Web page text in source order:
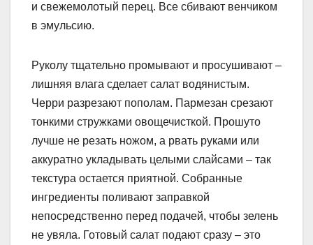
и свежемолотый перец. Все сбивают венчиком
в эмульсию.
Руколу тщательно промывают и просушивают –
лишняя влага сделает салат водянистым.
Черри разрезают пополам. Пармезан срезают
тонкими стружками овощечисткой. Прошуто
лучше не резать ножом, а рвать руками или
аккуратно укладывать целыми слайсами – так
текстура остается приятной. Собранные
ингредиенты поливают заправкой
непосредственно перед подачей, чтобы зелень
не увяла. Готовый салат подают сразу – это